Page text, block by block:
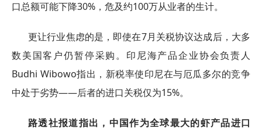
口总额可能下降30%，危及约100万从业者的生计。
更让行业焦虑的是，即使在7月关税协议达成后，大多
数美国客户仍暂停采购。印尼海产品企业协会负责人
Budhi Wibowo指出，新税率使印尼在与厄瓜多尔的竞争
中处于劣势——后者的进口关税仅为15%。
路透社报道指出，中国作为全球最大的虾产品进口